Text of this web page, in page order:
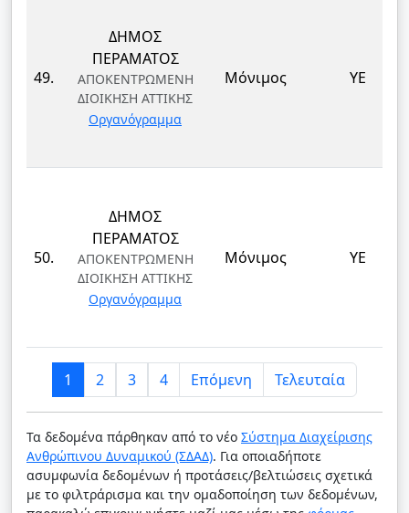
49.
ΔΗΜΟΣ
ΠΕΡΑΜΑΤΟΣ
ΑΠΟΚΕΝΤΡΩΜΕΝΗ
ΔΙΟΙΚΗΣΗ ΑΤΤΙΚΗΣ
Οργανόγραμμα
Μόνιμος ΥΕ
50.
ΔΗΜΟΣ
ΠΕΡΑΜΑΤΟΣ
ΑΠΟΚΕΝΤΡΩΜΕΝΗ
ΔΙΟΙΚΗΣΗ ΑΤΤΙΚΗΣ
Οργανόγραμμα
Μόνιμος ΥΕ
1 2 3 4 Επόμενη Τελευταία
Τα δεδομένα πάρθηκαν από το νέο Σύστημα Διαχείρισης
Ανθρώπινου Δυναμικού (ΣΔΑΔ). Για οποιαδήποτε
ασυμφωνία δεδομένων ή προτάσεις/βελτιώσεις σχετικά
με το φιλτράρισμα και την ομαδοποίηση των δεδομένων,